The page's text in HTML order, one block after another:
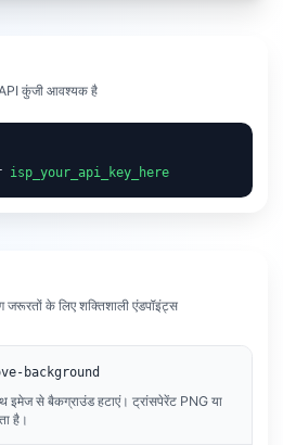
API कुंजी आवश्यक है
isp_your_api_key_here
जरूरतों के लिए शक्तिशाली एंडपॉइंट्स
background
से बैकग्राउंड हटाएं। ट्रांसपेरेंट PNG या
है।